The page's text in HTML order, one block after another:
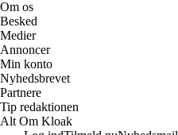
Om os
Besked
Medier
Annoncer
Min konto
Nyhedsbrevet
Partnere
Tip redaktionen
Alt Om Kloak